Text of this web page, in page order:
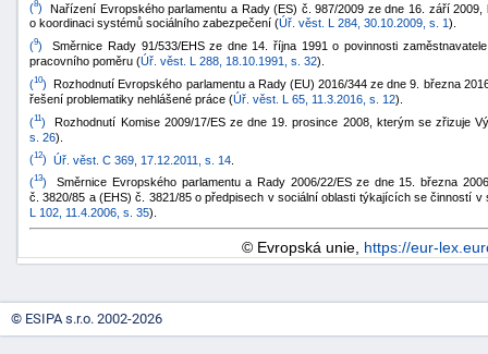
(8) Nařízení Evropského parlamentu a Rady (ES) č. 987/2009 ze dne 16. září
o koordinaci systémů sociálního zabezpečení (Úř. věst. L 284, 30.10.2009, s. 1 ).
(9) Směrnice Rady 91/533/EHS ze dne 14. října 1991 o povinnosti
pracovního poměru (Úř. věst. L 288, 18.10.1991, s. 32).
(10) Rozhodnutí Evropského parlamentu a Rady (EU) 2016/344 ze dne 9. března
řešení problematiky nehlášené práce (Úř. věst. L 65, 11.3.2016, s. 12).
(11) Rozhodnutí Komise 2009/17/ES ze dne 19. prosince 2008, kterým se zřizuje
s. 26).
(12) Úř. věst. C 369, 17.12.2011, s. 14
(13) Směrnice Evropského parlamentu a Rady 2006/22/ES ze dne 15. března
č. 3820/85 a (EHS) č. 3821/85 o předpisech v sociální oblasti týkajících se činností
L 102, 11.4.2006, s. 35).
© Evropská unie, https://eur-
© ESIPA s.r.o. 2002-2026